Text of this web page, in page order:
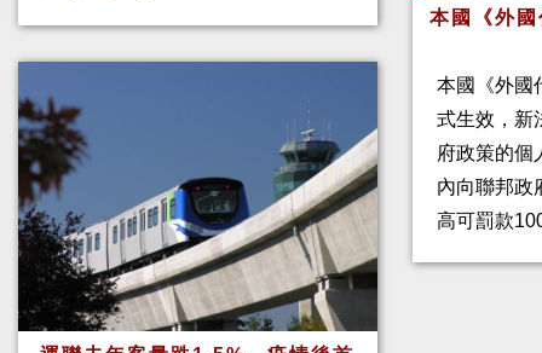
本國《外
本國《外國
式生效，新
府政策的個
內向聯邦政
高可罰款